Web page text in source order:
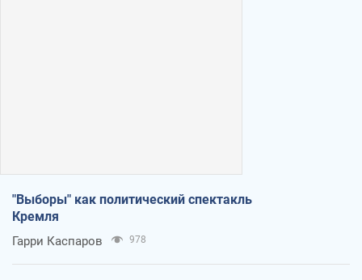
"Выборы" как политический спектакль
Кремля
Гарри Каспаров 978